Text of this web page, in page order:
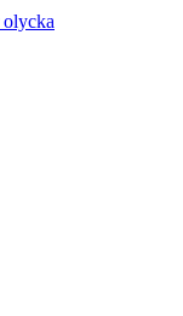
olycka